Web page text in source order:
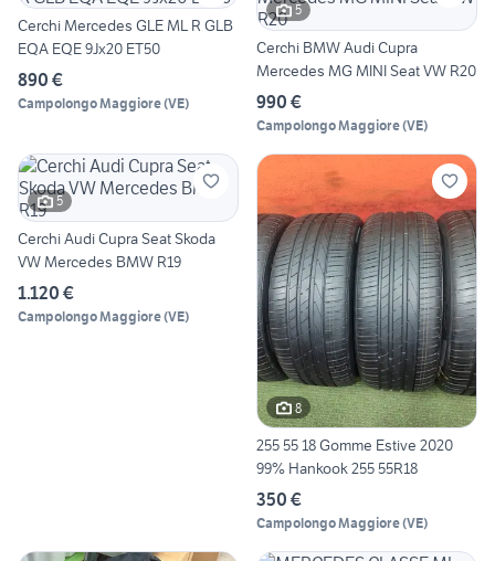
Cerchi Mercedes GLE ML R GLB
EQA EQE 9Jx20 ET50
890 €
Campolongo Maggiore(VE)
5
Cerchi BMW Audi Cupra
Mercedes MG MINI Seat VW R20
990 €
Campolongo Maggiore(VE)
5
Cerchi Audi Cupra Seat Skoda
VW Mercedes BMW R19
1.120 €
Campolongo Maggiore(VE)
8
255 55 18 Gomme Estive 2020
99% Hankook 255 55R18
350 €
Campolongo Maggiore(VE)